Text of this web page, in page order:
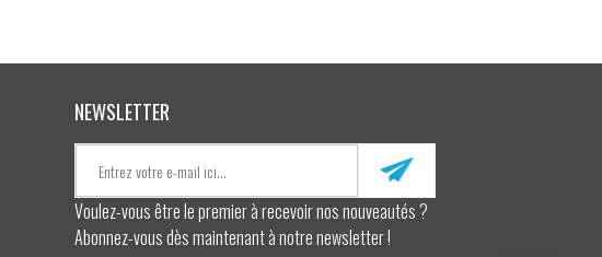
NEWSLETTER
Voulez-vous être le premier à recevoir nos nouveautés ?
Abonnez-vous dès maintenant à notre newsletter !